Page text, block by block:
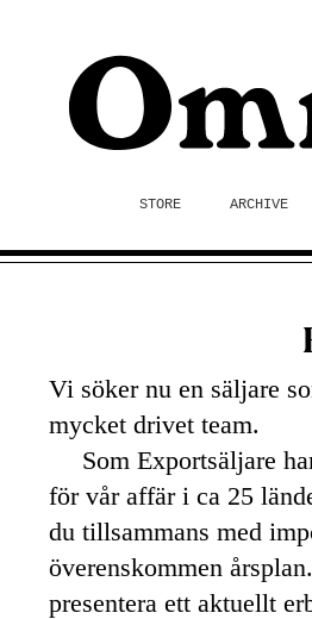
STORE ARCHIVE
Vi söker nu en säljare
mycket drivet team.
Som Exportsäljare
för vår affär i ca 25
du tillsammans med
överenskommen
presentera ett aktuellt